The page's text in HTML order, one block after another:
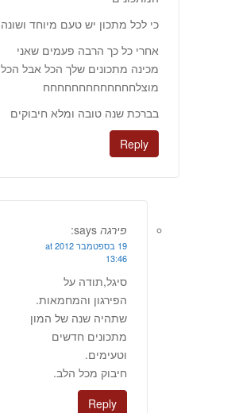
כי לכל מתכון יש טעם מיוחד ושונה
אחרי כל כך הרבה פעמים שאני
מכינה מתכונים שלך הכל אבל הכל
מוצלחחחחחחחחחחחחח
בברכת שנה טובה ומלא חיבוקים
Reply
פירגה says:
19 בספטמבר 2012 at
13:46
סיגל,תודה על
הפירגון והמחמאות.
שתהיה שנה של המון
מתכונים חדשים
וטעימים.
חיבוק מכל הלב.
Reply